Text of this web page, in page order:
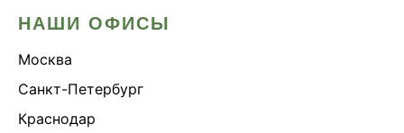
НАШИ ОФИСЫ
Москва
Санкт-Петербург
Краснодар